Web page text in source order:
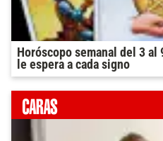
Horóscopo semanal del 3 al
le espera a cada signo